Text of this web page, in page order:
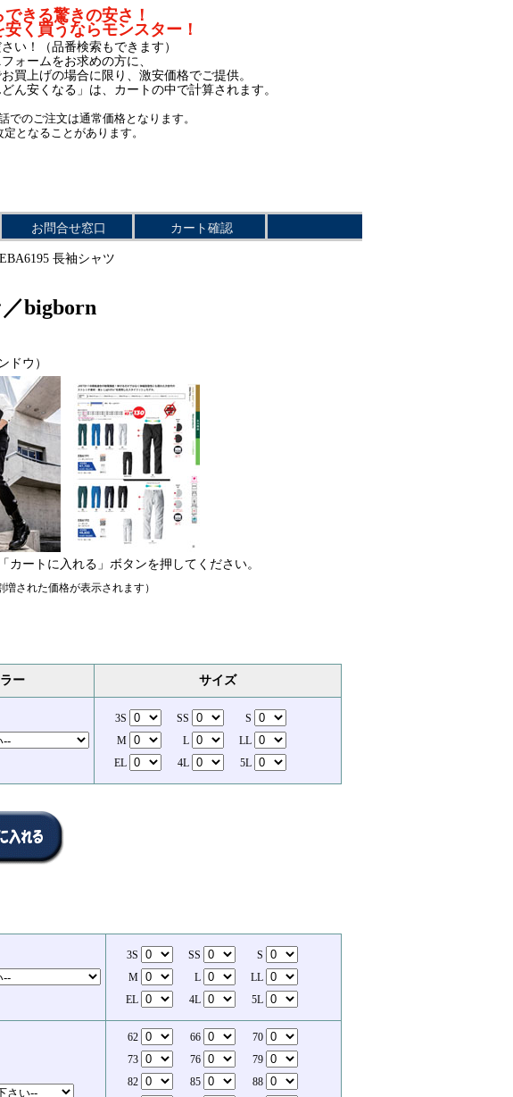
きる驚きの安さ！
く買うならモンスター！
い！（品番検索もできます）
ォームをお求めの方に、
買上げの場合に限り、激安価格でご提供。
ん安くなる」は、カートの中で計算されます。
でのご注文は通常価格となります。
となることがあります。
お問合せ窓口 カート確認
EBA6195 長袖シャツ
bigborn
ドウ）
ートに入れる」ボタンを押してください。
された価格が表示されます）
ー サイズ
3S SS
S
M
L
LL
EL
4L 5L
3S SS
S
M
L
LL
EL
4L 5L
62 66
70
73
76
79
82
85
88